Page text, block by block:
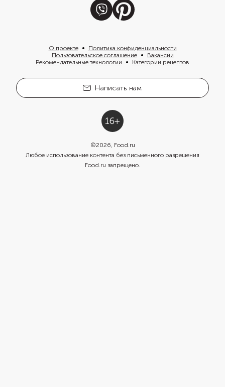
О проекте
Политика конфиденциальности
Пользовательское соглашение
Вакансии
Рекомендательные технологии
Категории рецептов
Написать нам
©2026, Food.ru
Любое использование контента без письменного разрешения
Food.ru запрещено.